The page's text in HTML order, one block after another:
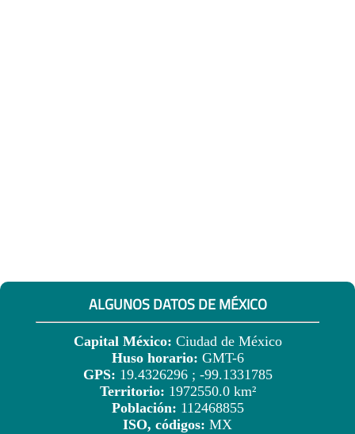
ALGUNOS DATOS DE MÉXICO
Capital México: Ciudad de México
Huso horario: GMT-6
GPS: 19.4326296 ; -99.1331785
Territorio: 1972550.0 km²
Población: 112468855
ISO, códigos: MX